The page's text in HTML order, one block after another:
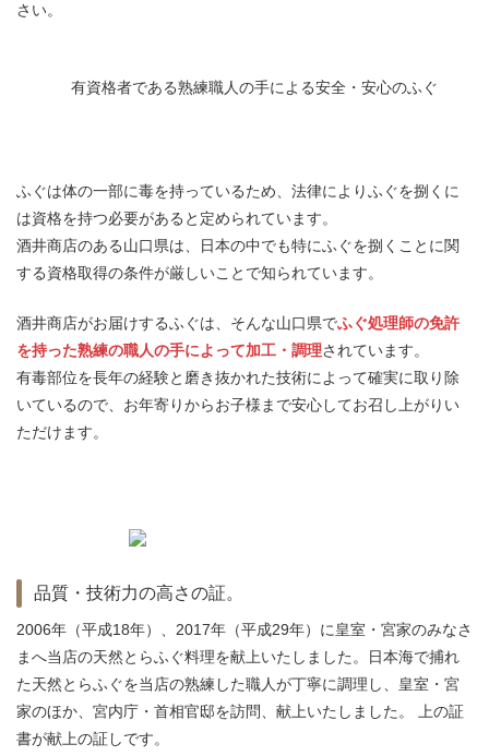
さい。
有資格者である熟練職人の手による安全・安心のふぐ
ふぐは体の一部に毒を持っているため、法律によりふぐを捌くに
は資格を持つ必要があると定められています。
酒井商店のある山口県は、日本の中でも特にふぐを捌くことに関
する資格取得の条件が厳しいことで知られています。
酒井商店がお届けするふぐは、そんな山口県でふぐ処理師の免許
を持った熟練の職人の手によって加工・調理されています。
有毒部位を長年の経験と磨き抜かれた技術によって確実に取り除
いているので、お年寄りからお子様まで安心してお召し上がりい
ただけます。
品質・技術力の高さの証。
2006年（平成18年）、2017年（平成29年）に皇室・宮家のみなさ
まへ当店の天然とらふぐ料理を献上いたしました。
日本海で捕れ
た天然とらふぐを当店の熟練した職人が丁寧に調理し、皇室・宮
家のほか、宮内庁・首相官邸を訪問、献上いたしました。
上の証
書が献上の証しです。